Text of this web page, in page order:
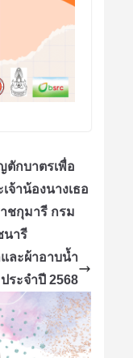
กบาตรเพื่อ
จ้าน้องนางเธอ
ชกุมารี กรม
นารี
ละผ้าอาบน้ำ
ระจำปี 2568